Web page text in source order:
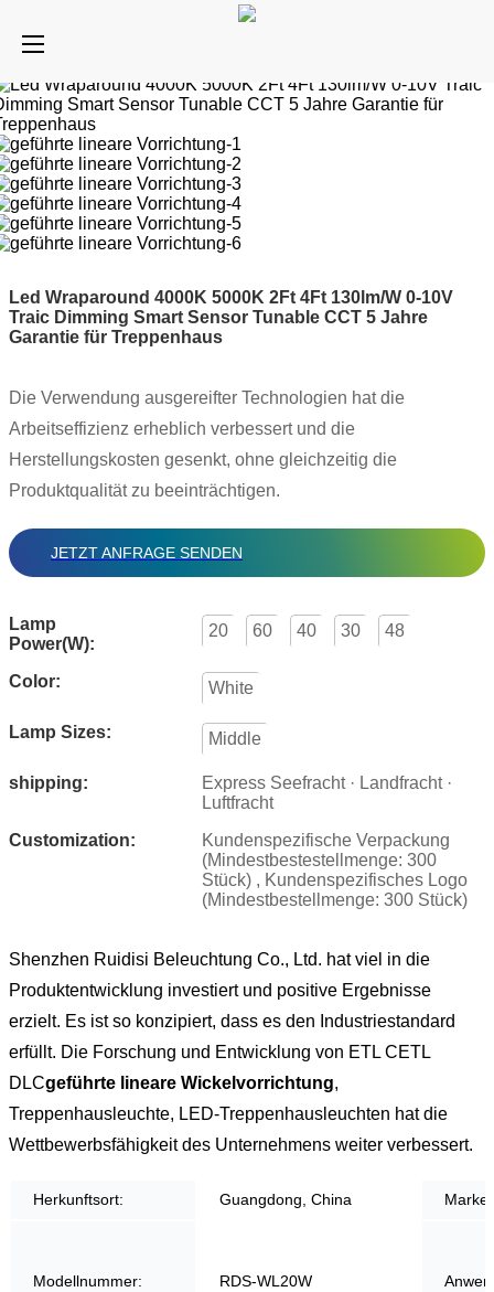
Led Wraparound 4000K 5000K 2Ft 4Ft 130lm/W 0-10V
Traic Dimming Smart Sensor Tunable CCT 5 Jahre
Garantie für Treppenhaus
Die Verwendung ausgereifter Technologien hat die
Arbeitseffizienz erheblich verbessert und die
Herstellungskosten gesenkt, ohne gleichzeitig die
Produktqualität zu beeinträchtigen.
JETZT ANFRAGE SENDEN
Lamp
Power(W):
20 60 40 30 48
Color: White
Lamp Sizes: Middle
shipping:
Express Seefracht · Landfracht ·
Luftfracht
Customization:
Kundenspezifische Verpackung
(Mindestbestestellmenge: 300
Stück) , Kundenspezifisches Logo
(Mindestbestellmenge: 300 Stück)
Shenzhen Ruidisi Beleuchtung Co., Ltd. hat viel in die
Produktentwicklung investiert und positive Ergebnisse
erzielt. Es ist so konzipiert, dass es den Industriestandard
erfüllt. Die Forschung und Entwicklung von ETL CETL
DLCgeführte lineare Wickelvorrichtung,
Treppenhausleuchte, LED-Treppenhausleuchten hat die
Wettbewerbsfähigkeit des Unternehmens weiter verbessert.
Herkunftsort: Guangdong, China
Modellnummer: RDS-WL20W